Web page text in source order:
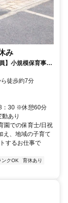
み
ら徒歩約7分
：30 ※休憩60分
あり
園での保育士/日祝
え、地域の子育て
するお仕事で
ンクOK
育休あり